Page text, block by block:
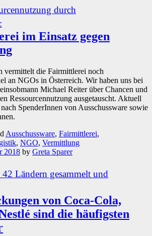
durch
im Einsatz gegen
vermittelt die Fairmittlerei noch
an NGOs in Österreich. Wir haben uns bei
Michael Reiter über Chancen und
Ressourcennutzung ausgetauscht. Aktuell
SpenderInnen von Ausschussware sowie
Ausschussware, Fairmittlerei,
, NGO, Vermittlung
2018 by Greta Sparer
Ländern gesammelt und
von Coca-Cola,
sind die häufigsten